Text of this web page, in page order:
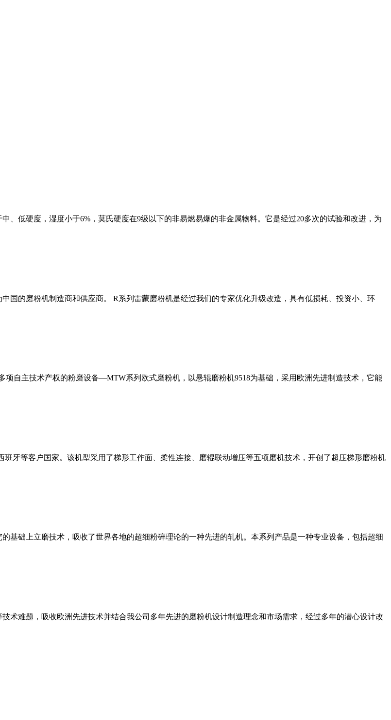
、低硬度，湿度小于6%，莫氏硬度在9级以下的非易燃易爆的非金属物料。它是经过20多次的试验和改进，为
国的磨粉机制造商和供应商。 R系列雷蒙磨粉机是经过我们的专家优化升级改造，具有低损耗、投资小、环
自主技术产权的粉磨设备—MTW系列欧式磨粉机，以悬辊磨粉机9518为基础，采用欧洲先进制造技术，它能
牙等客户国家。该机型采用了梯形工作面、柔性连接、磨辊联动增压等五项磨机技术，开创了超压梯形磨粉机
基础上立磨技术，吸收了世界各地的超细粉碎理论的一种先进的轧机。本系列产品是一种专业设备，包括超细
术难题，吸收欧洲先进技术并结合我公司多年先进的磨粉机设计制造理念和市场需求，经过多年的潜心设计改